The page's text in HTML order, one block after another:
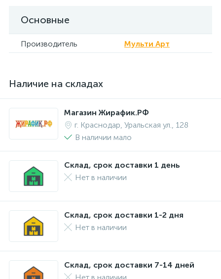
Основные
Производитель Мульти Арт
Наличие на складах
Магазин Жирафик.РФ
г. Краснодар, Уральская ул., 128
В наличии мало
Склад, срок доставки 1 день
Нет в наличии
Склад, срок доставки 1-2 дня
Нет в наличии
Склад, срок доставки 7-14 дней